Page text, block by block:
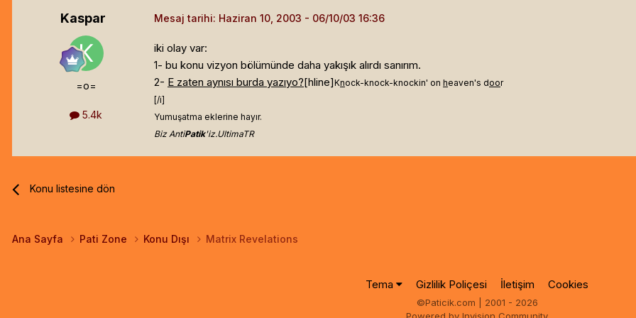
Kaspar
=o=
5.4k
Mesaj tarihi: Haziran 10, 2003
iki olay var:
1- bu konu vizyon bölümünde daha yakışık alırdı sanırım.
2- E zaten aynısı burda yazıyo?[hline]Knock-knock-knockin' on heaven's door
[/i]
Yumuşatma eklerine hayır.
Biz AntiPatik'iz.UltimaTR
Konu listesine dön
Ana Sayfa Pati Zone Konu Dışı Matrix Revelations
Tema Gizlilik Poliçesi İletişim Cookies
©Paticik.com | 2001 - 2026
Powered by Invision Community